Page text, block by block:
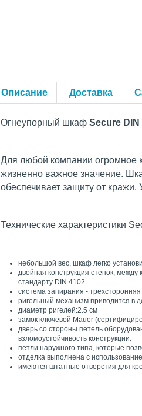
Описание Доставка
Огнеупорный шкаф Secure DIN
Для любой компании огромное
жизненно важное значение.
обеспечивает защиту от
Технические характеристики
небольшой вес, шкаф легко
двойная конструкция стенок,
стандарту DIN 4102.
система запирания -
ригельный механизм приводится в
диаметр ригелей:2.5 см
замок ключевой Mauer
дверь со стороны петель
взломоустойчивость конструкции.
петли наружного типа, которые
отделка выполнена с
имеются штатные отверстия для